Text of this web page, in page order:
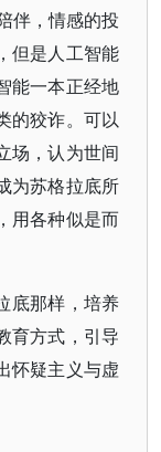
伴，情感的投
但是人工智能
能一本正经地
的狡诈。可以
场，认为世间
为苏格拉底所
用各种似是而
底那样，培养
育方式，引导
怀疑主义与虚